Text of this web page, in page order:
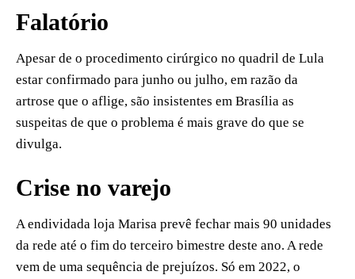
Falatório
Apesar de o procedimento cirúrgico no quadril de Lula
estar confirmado para junho ou julho, em razão da
artrose que o aflige, são insistentes em Brasília as
suspeitas de que o problema é mais grave do que se
divulga.
Crise no varejo
A endividada loja Marisa prevê fechar mais 90 unidades
da rede até o fim do terceiro bimestre deste ano. A rede
vem de uma sequência de prejuízos. Só em 2022, o